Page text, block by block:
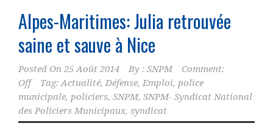
Alpes-Maritimes: Julia retrouvée
saine et sauve à Nice
Posted On 25 Août 2014 By : SNPM
Comment:
Off
Tag:Actualité, Défense, Emploi, police
municipale, policiers, SNPM, SNPM- Syndicat National
des Policiers Municipaux, syndicat